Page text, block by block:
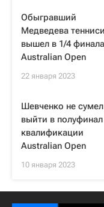
Обыгравший
Медведева
вышел в 1/4 финала
Australian Open
22 января 2023
Шевченко не сумел
выйти в полуфинал
квалификации
Australian Open
10 января 2023